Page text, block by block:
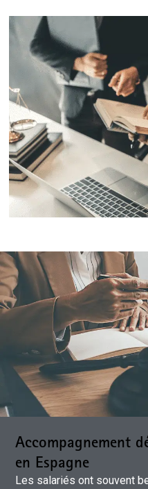
Accompagnement
en Espagne
Les salariés ont souvent